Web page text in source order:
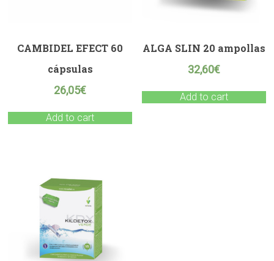
CAMBIDEL EFECT 60
cápsulas
26,05€
Add to cart
ALGA SLIN 20 ampollas
32,60€
Add to cart